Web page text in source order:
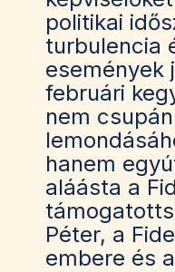
politikai
turbulencia
események
februári
nem
hanem
aláásta a
Péter, a
embere és